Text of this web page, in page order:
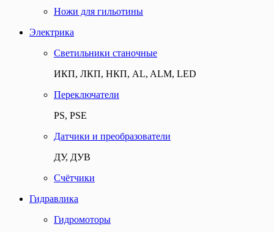
Ножи для гильотины
Электрика
Светильники станочные
ИКП, ЛКП, НКП, AL, ALM, LED
Переключатели
PS, PSE
Датчики и преобразователи
ДУ, ДУВ
Счётчики
Гидравлика
Гидромоторы